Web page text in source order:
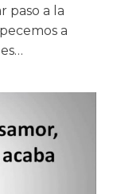
paso a la
a